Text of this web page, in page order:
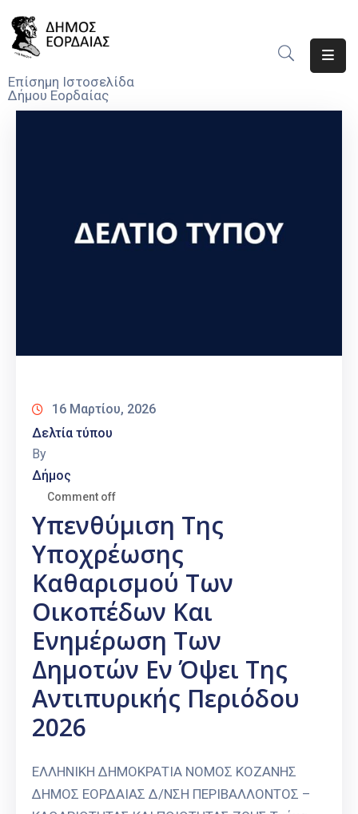
Επίσημη Ιστοσελίδα
Δήμου Εορδαίας
Ο
16 Μαρτίου, 2026
Δελτία τύπου
By
Δήμος
Comment off
Υπενθύμιση Της
Υποχρέωσης
Καθαρισμού Των
Οικοπέδων Και
Ενημέρωση Των
Δημοτών Εν Όψει Της
Αντιπυρικής Περιόδου
2026
ΕΛΛΗΝΙΚΗ ΔΗΜΟΚΡΑΤΙΑ ΝΟΜΟΣ ΚΟΖΑΝΗΣ
ΔΗΜΟΣ ΕΟΡΔΑΙΑΣ Δ/ΝΣΗ ΠΕΡΙΒΑΛΛΟΝΤΟΣ –